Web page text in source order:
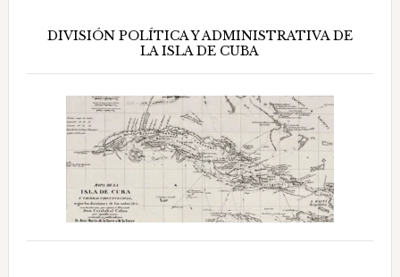
DIVISIÓN POLÍTICA Y ADMINISTRATIVA DE
LA ISLA DE CUBA